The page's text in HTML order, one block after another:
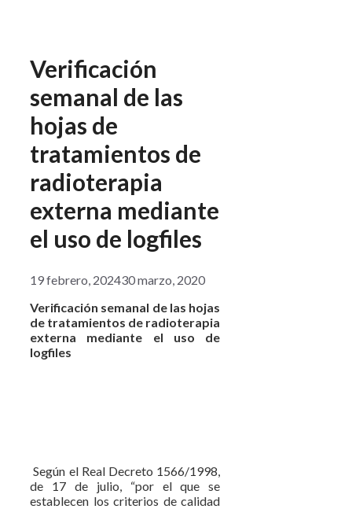
Verificación
semanal de las
hojas de
tratamientos de
radioterapia
externa mediante
el uso de logfiles
19 febrero, 202430 marzo, 2020
Verificación semanal de las hojas
de tratamientos de radioterapia
externa mediante el uso de
logfiles
Según el Real Decreto 1566/1998,
de 17 de julio, “por el que se
establecen los criterios de calidad